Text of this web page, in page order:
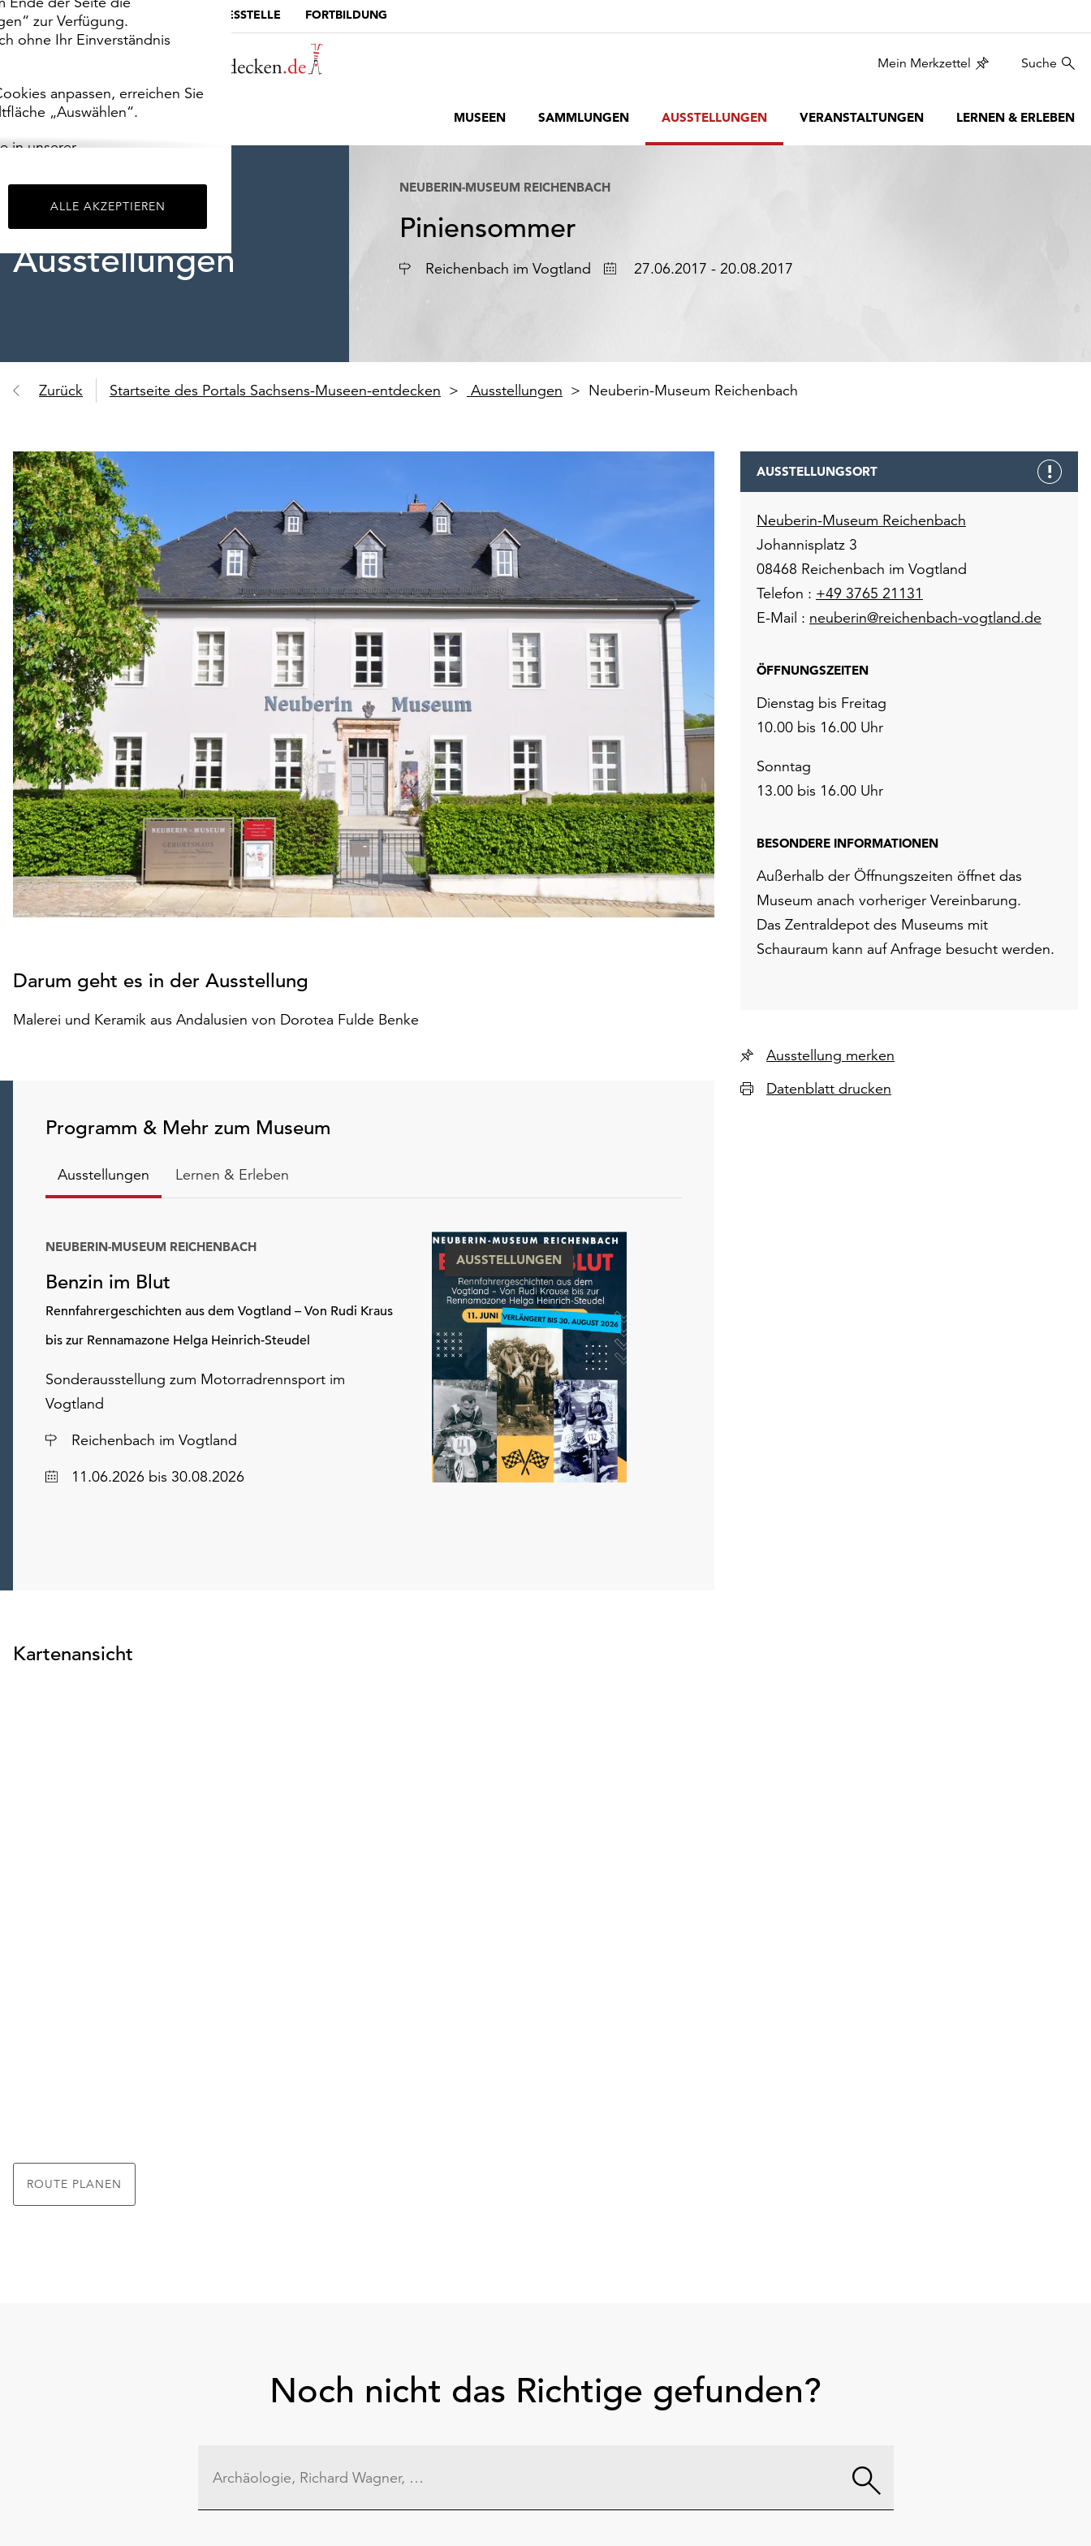
zur Verfügung.
ohne Ihr Einverständnis
anpassen, erreichen Sie
„Auswählen“.
in unserer
ALLE AKZEPTIEREN
MUSEUMSPORTAL DIE LANDESSTELLE FORTBILDUNG
Mein Merkzettel Suche
MUSEEN SAMMLUNGEN AUSSTELLUNGEN VERANSTALTUNGEN LERNEN & ERLEBEN
Ausstellungen
NEUBERIN-MUSEUM REICHENBACH
Piniensommer
Ort Reichenbach im Vogtland Datum27.06.2017 - 20.08.2017
Zurück Startseite des Portals Sachsens-Museen-entdecken Ausstellungen Neuberin-Museum Reichenbach
Darum geht es in der Ausstellung
Malerei und Keramik aus Andalusien von Dorotea Fulde Benke
Programm & Mehr zum Museum
Ausstellungen Lernen & Erleben
Benzin im Blut
Rennfahrergeschichten aus dem Vogtland – Von Rudi Kraus
bis zur Rennamazone Helga Heinrich-Steudel
NEUBERIN-MUSEUM REICHENBACH
Sonderausstellung zum Motorradrennsport im
Vogtland
Ort
Reichenbach im Vogtland
Datum11.06.2026 bis 30.08.2026
AUSSTELLUNGEN
Kartenansicht
ROUTE PLANEN
AUSSTELLUNGSORT
Neuberin-Museum Reichenbach
Johannisplatz 3
08468 Reichenbach im Vogtland
Telefon : +49 3765 21131
E-Mail : neuberin@reichenbach-vogtland.de
ÖFFNUNGSZEITEN
Dienstag bis Freitag
10.00 bis 16.00 Uhr
Sonntag
13.00 bis 16.00 Uhr
BESONDERE INFORMATIONEN
Außerhalb der Öffnungszeiten öffnet das
Museum anach vorheriger Vereinbarung.
Das Zentraldepot des Museums mit
Schauraum kann auf Anfrage besucht werden.
Ausstellung merken
Datenblatt drucken
Noch nicht das Richtige gefunden?